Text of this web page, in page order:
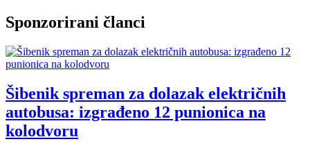
Sponzorirani članci
Šibenik spreman za dolazak električnih
autobusa: izgrađeno 12 punionica na
kolodvoru